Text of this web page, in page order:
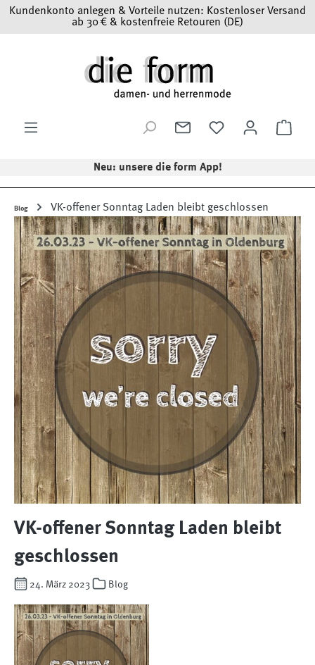
Zum Hauptinhalt springen
Kundenkonto anlegen & Vorteile nutzen: Kostenloser Versand
ab 30 € & kostenfreie Retouren (DE)
Neu: unsere die form App!
Blog VK-offener Sonntag Laden bleibt geschlossen
VK-offener Sonntag Laden bleibt
geschlossen
24. März 2023 Blog